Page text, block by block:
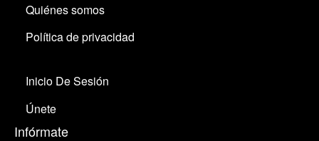
Quiénes somos
Política de privacidad
Inicio De Sesión
Únete
Infórmate